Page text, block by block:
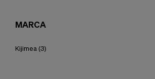
MARCA
Kijimea (3)